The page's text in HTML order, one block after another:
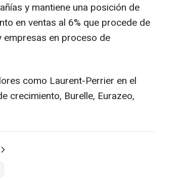
y mantiene una posición de
en ventas al 6% que procede de
empresas en proceso de
como Laurent-Perrier en el
crecimiento, Burelle, Eurazeo,